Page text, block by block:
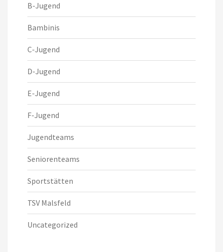
B-Jugend
Bambinis
C-Jugend
D-Jugend
E-Jugend
F-Jugend
Jugendteams
Seniorenteams
Sportstätten
TSV Malsfeld
Uncategorized